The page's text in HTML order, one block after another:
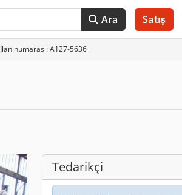
Ara Satış
İlan numarası: A127-5636
Tedarikçi